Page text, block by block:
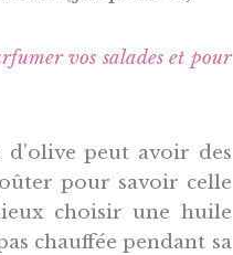
vos salades et pour
peut avoir des
pour savoir celle
choisir une huile
chauffée pendant sa